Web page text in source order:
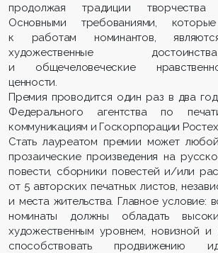
продолжая традиции творчества
Основными требованиями,
к работам номинантов,
художественные
и общечеловеческие нравственно-
ценности.
Премия проводится один раз в два
Федерального агентства по
коммуникациям и Госкорпорации Ростех.
Стать лауреатом премии может
прозаические произведения на
повести, сборники повестей и/или
от 5 авторских печатных листов,
и места жительства. Главное условие:
номинаты должны обладать
художественным уровнем, новизной и
способствовать продвижению